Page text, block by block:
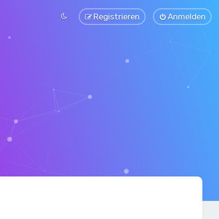
Anmelden
Registrieren